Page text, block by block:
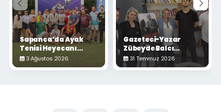
Sapanca’da Ayak
Tenisi Heyecanı
Yaşandı
3 Ağustos 2026
Gazeteci-Yazar
Zübeyde Balcı
Sapanca'da
Okurlarıyla Buluştu
31 Temmuz 2026